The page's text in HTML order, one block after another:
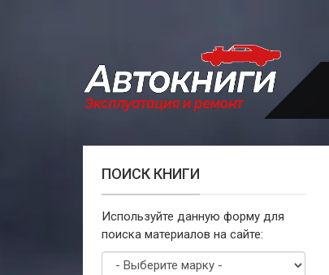
ПОИСК КНИГИ
Используйте данную форму для
поиска материалов на сайте: